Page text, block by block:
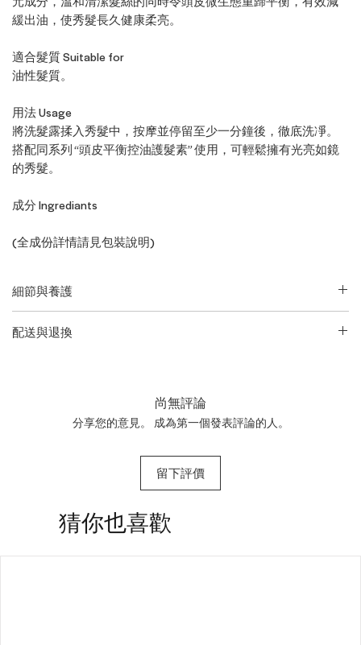
​猜你也喜歡
緩出油，使秀髮長久健康柔亮。
適合髮質 Suitable for
油性髮質。
用法 Usage
將洗髮露揉入秀髮中，按摩並停留至少一分鐘後，徹底洗凈。
搭配同系列 “頭皮平衡控油護髮素” 使用，可輕鬆擁有光亮如鏡
的秀髮。
成分 Ingrediants
(全成份詳情請見包裝說明)
細節與養護
• 產品英文名稱與凈含量：
配送與退換
態。請注意：由於運送限制原因，香水、指甲油、蠟燭、噴霧
產品一旦售出將不予退換。
尚無評論
分享您的意見。 成為第一個發表評論的人。
留下評價